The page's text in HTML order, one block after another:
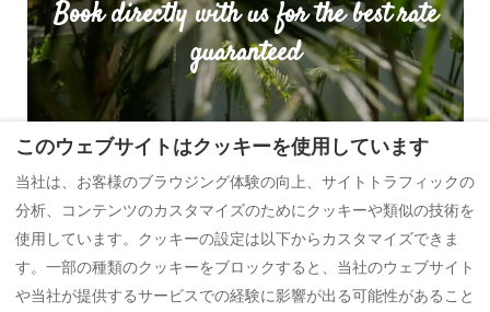
Book directly with us for the best rate
guaranteed
最大お得額
15%
このウェブサイトはクッキーを使用しています
当社は、お客様のブラウジング体験の向上、サイトトラフィックの
分析、コンテンツのカスタマイズのためにクッキーや類似の技術を
使用しています。クッキーの設定は以下からカスタマイズできま
す。一部の種類のクッキーをブロックすると、当社のウェブサイト
や当社が提供するサービスでの経験に影響が出る可能性があること